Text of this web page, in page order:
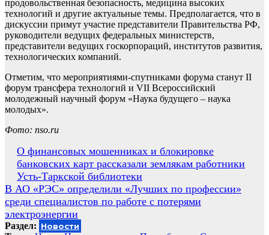
продовольственная безопасность, медицина высоких
технологий и другие актуальные темы. Предполагается, что в
дискуссии примут участие представители Правительства РФ,
руководители ведущих федеральных министерств,
представители ведущих госкорпораций, институтов развития,
технологических компаний.
Отметим, что мероприятиями-спутниками форума станут II
форум трансфера технологий и VII Всероссийский
молодежный научный форум «Наука будущего – наука
молодых».
Фото: nso.ru
Навигация
по
записям
О финансовых мошенниках и блокировке
банковских карт рассказали землякам работники
Усть-Таркской библиотеки
В АО «РЭС» определили «Лучших по профессии»
среди специалистов по работе с потерями
электроэнергии
Раздел: Новости